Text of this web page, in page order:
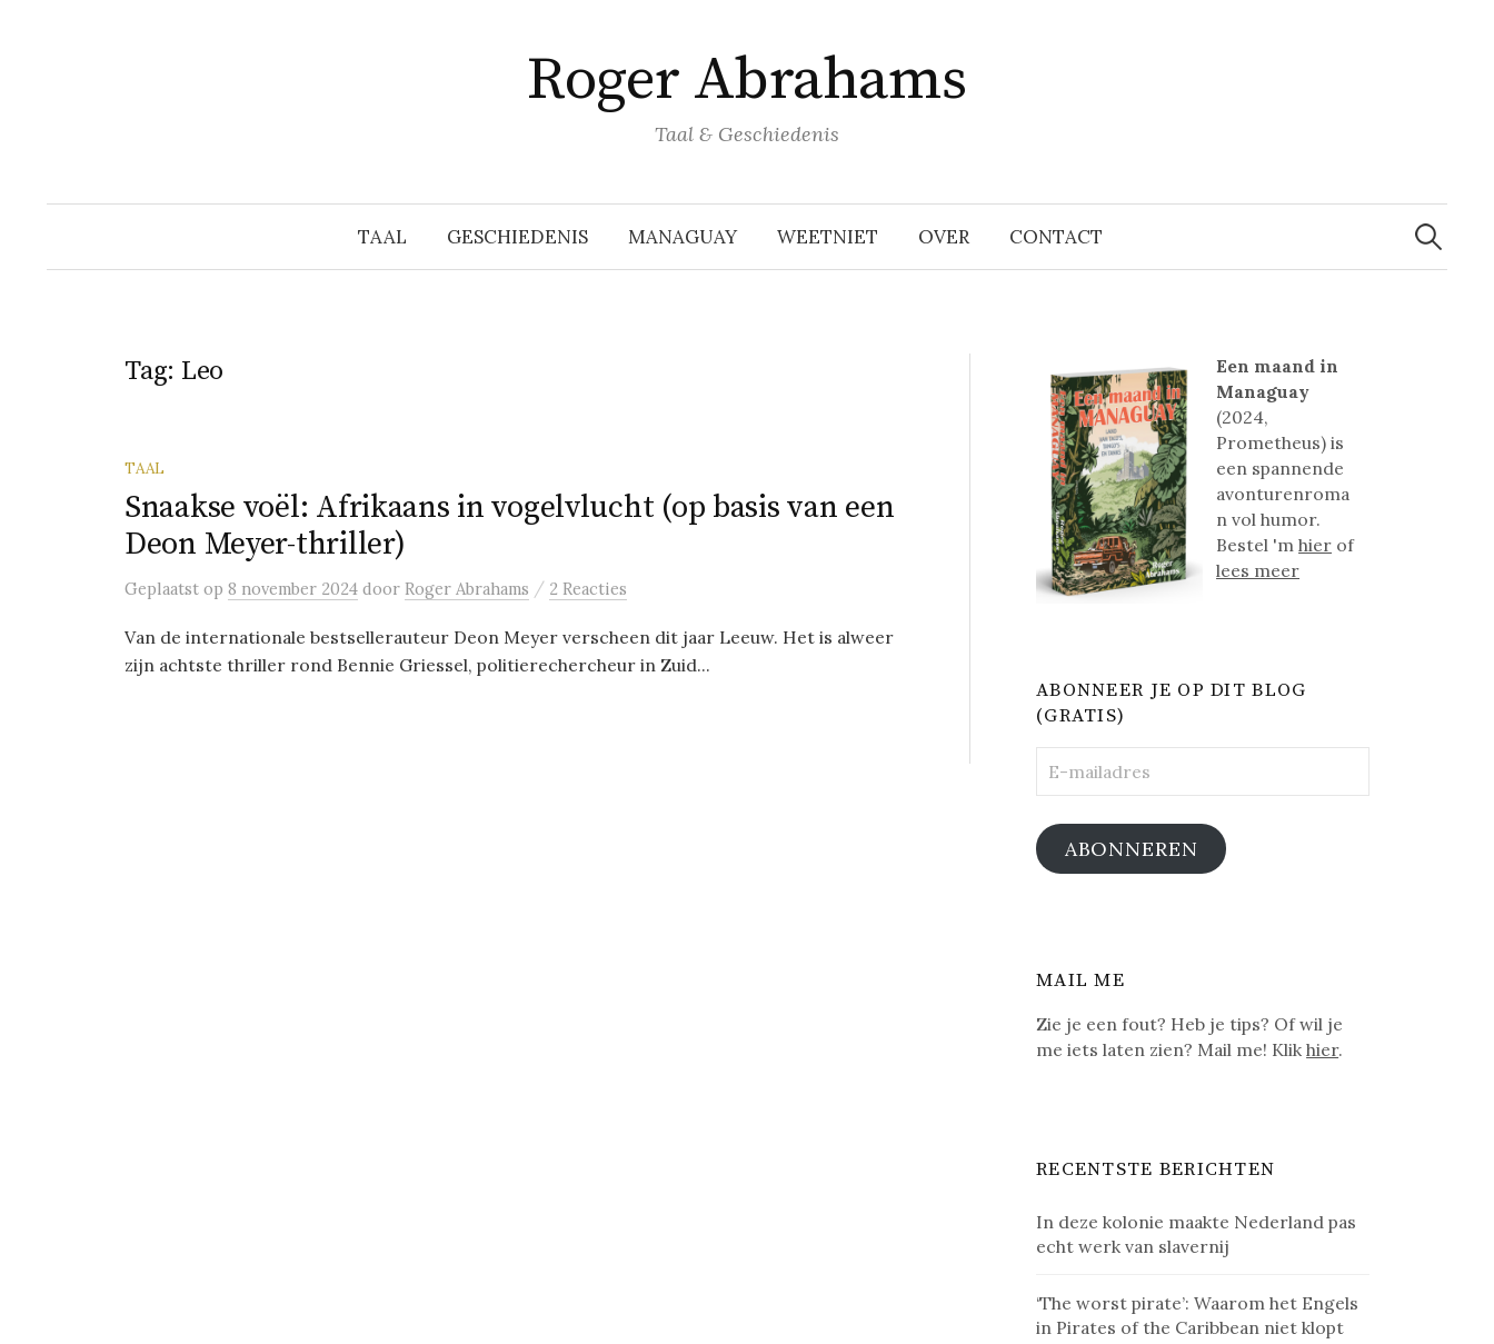
Roger Abrahams
Taal & Geschiedenis
TAAL GESCHIEDENIS MANAGUAY WEETNIET OVER CONTACT
Zoeken
naar:
Tag: Leo
TAAL
Snaakse voël: Afrikaans in vogelvlucht (op basis van een
Deon Meyer-thriller)
Geplaatst op 8 november 2024 door Roger Abrahams / 2 Reacties
Van de internationale bestsellerauteur Deon Meyer verscheen dit jaar Leeuw. Het is alweer
zijn achtste thriller rond Bennie Griessel, politierechercheur in Zuid...
Een maand in
Managuay
(2024,
Prometheus) is
een spannende
avonturenroma
n vol humor.
Bestel 'mhier of
lees meer
ABONNEER JE OP DIT BLOG
(GRATIS)
mailadres
ABONNEREN
MAIL ME
Zie je een fout? Heb je tips? Of wil je
me iets laten zien? Mail me! Klikhier.
RECENTSTE BERICHTEN
In deze kolonie maakte Nederland pas
echt werk van slavernij
‘The worst pirate’: Waarom het Engels
in Pirates of the Caribbean niet klopt